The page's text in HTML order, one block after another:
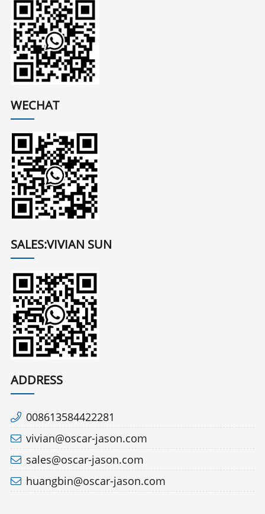
WECHAT
SALES:VIVIAN SUN
ADDRESS
008613584422281
vivian@oscar-jason.com
sales@oscar-jason.com
huangbin@oscar-jason.com